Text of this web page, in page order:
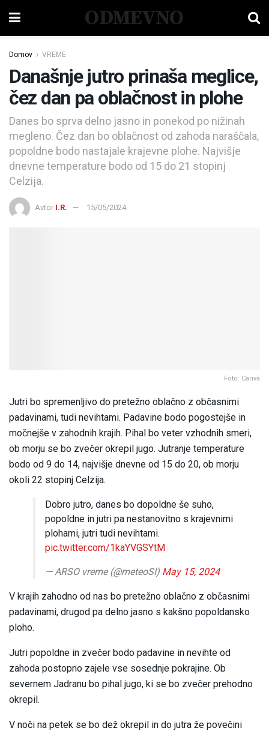
ODMEVNO
Domov VREME
Današnje jutro prinaša meglice,
čez dan pa oblačnost in plohe
Danes bo sprva delno jasno in ponekod po nižinah
megleno. Čez dan bo oblačnost od zahoda naraščala,
popoldne bodo nastajale krajevne plohe. Najvišje
dnevne temperature bodo od 15 do 21 stopinj
Celzija.
Avtor I.R. 15/05/2024
Foto: Canva
Jutri bo spremenljivo do pretežno oblačno z občasnimi
padavinami, tudi nevihtami. Padavine bodo pogostejše in
močnejše v zahodnih krajih. Pihal bo veter vzhodnih smeri,
ob morju se bo zvečer okrepil jugo. Jutranje temperature
bodo od 9 do 14, najvišje dnevne od 15 do 20, ob morju
okoli 22 stopinj Celzija.
Dobro jutro, danes bo dopoldne še suho,
popoldne in jutri pa nestanovitno s krajevnimi
plohami, jutri tudi nevihtami.
pic.twitter.com/1kaYVGSYtM
— ARSO vreme (@meteoSI) May 15, 2024
V krajih zahodno od nas bo pretežno oblačno z občasnimi
padavinami, drugod pa delno jasno s kakšno popoldansko
ploho.
Jutri popoldne in zvečer bodo padavine in nevihte od
zahoda postopno zajele vse sosednje pokrajine. Ob
severnem Jadranu bo pihal jugo, ki se bo zvečer prehodno
okrepil.
V noči na petek se bo dež okrepil in do jutra že povečini